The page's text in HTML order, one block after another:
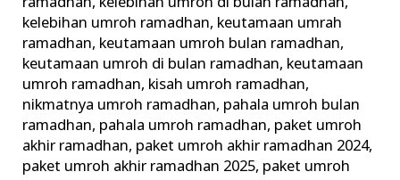
kelebihan umroh ramadhan, keutamaan umrah
ramadhan, keutamaan umroh bulan ramadhan,
keutamaan umroh di bulan ramadhan, keutamaan
umroh ramadhan, kisah umroh ramadhan,
nikmatnya umroh ramadhan, pahala umroh bulan
ramadhan, pahala umroh ramadhan, paket umroh
akhir ramadhan, paket umroh akhir ramadhan 2024,
paket umroh akhir ramadhan 2025, paket umroh